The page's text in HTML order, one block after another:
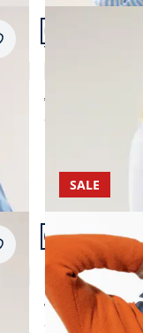
Artikel 20 von
T-Shirt-Bluse
ab Fr. 129,00
ab (-
Artikel 23 von
SALE
Bluseneinsatz
ab Fr. 69,95
abFr. 29,99 (-